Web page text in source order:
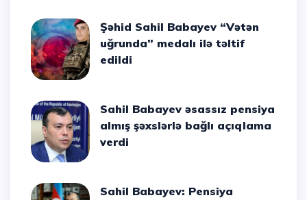
Şəhid Sahil Babayev “Vətən
uğrunda” medalı ilə təltif
edildi
Sahil Babayev əsassız pensiya
almış şəxslərlə bağlı açıqlama
verdi
Sahil Babayev: Pensiya